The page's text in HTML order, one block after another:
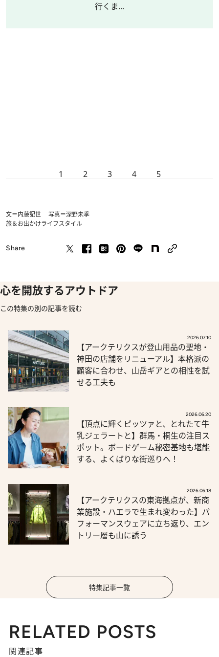
行くま...
1 2 3 4 5
文＝内藤記世 写真＝深野未季
旅＆お出かけライフスタイル
Share
心を開放するアウトドア
この特集の別の記事を読む
2026.07.10
【アークテリクスが登山用品の聖地・
神田の店舗をリニューアル】本格派の
顧客に合わせ、山岳ギアとの相性を試
せる工夫も
2026.06.20
【頂点に輝くピッツァと、とれたて牛
乳ジェラートと】群馬・桐生の注目ス
ポット。ボードゲーム秘密基地も堪能
する、よくばりな街巡りへ！
2026.06.18
【アークテリクスの東海拠点が、新商
業施設・ハエラで生まれ変わった】パ
フォーマンスウェアに立ち返り、エン
トリー層も山に誘う
特集記事一覧
RELATED POSTS
関連記事